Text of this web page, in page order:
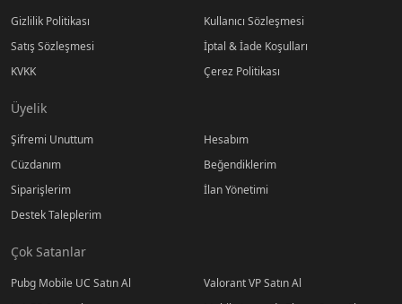
Gizlilik Politikası
Kullanıcı Sözleşmesi
Satış Sözleşmesi
İptal & İade Koşulları
KVKK
Çerez Politikası
Üyelik
Şifremi Unuttum
Hesabım
Cüzdanım
Beğendiklerim
Siparişlerim
İlan Yönetimi
Destek Taleplerim
Çok Satanlar
Pubg Mobile UC Satın Al
Valorant VP Satın Al